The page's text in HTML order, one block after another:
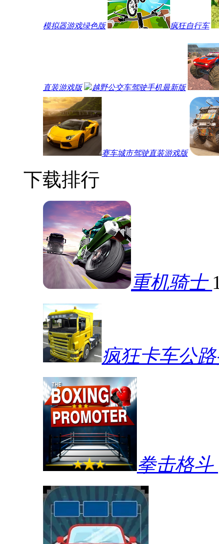
模拟器游戏绿色版 疯狂自行车
直装游戏版 越野公交车驾驶手机最新版
赛车城市驾驶直装游戏版
下载排行
重机骑士
疯狂卡车公
拳击格斗